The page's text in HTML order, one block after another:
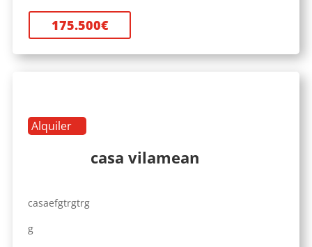
175.500€
Alquiler
casa vilamean
casaefgtrgtrg
g